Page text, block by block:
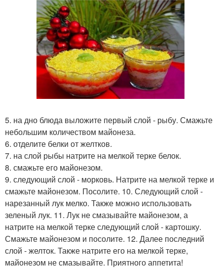
5. на дно блюда выложите первый слой - рыбу. Смажьте
небольшим количеством майонеза.
6. отделите белки от желтков.
7. на слой рыбы натрите на мелкой терке белок.
8. смажьте его майонезом.
9. следующий слой - морковь. Натрите на мелкой терке и
смажьте майонезом. Посолите. 10. Следующий слой -
нарезанный лук мелко. Также можно использовать
зеленый лук. 11. Лук не смазывайте майонезом, а
натрите на мелкой терке следующий слой - картошку.
Смажьте майонезом и посолите. 12. Далее последний
слой - желток. Также натрите его на мелкой терке,
майонезом не смазывайте. Приятного аппетита!